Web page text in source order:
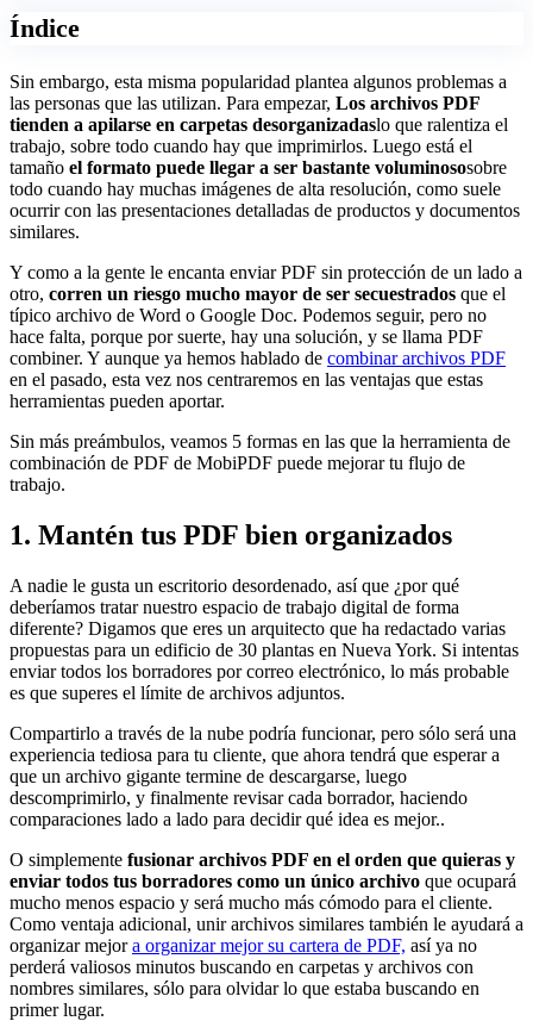
Índice
Sin embargo, esta misma popularidad plantea algunos problemas a
las personas que las utilizan. Para empezar, Los archivos PDF
tienden a apilarse en carpetas desorganizadaslo que ralentiza el
trabajo, sobre todo cuando hay que imprimirlos. Luego está el
tamaño el formato puede llegar a ser bastante voluminososobre
todo cuando hay muchas imágenes de alta resolución, como suele
ocurrir con las presentaciones detalladas de productos y documentos
similares.
Y como a la gente le encanta enviar PDF sin protección de un lado a
otro, corren un riesgo mucho mayor de ser secuestrados que el
típico archivo de Word o Google Doc. Podemos seguir, pero no
hace falta, porque por suerte, hay una solución, y se llama PDF
combiner. Y aunque ya hemos hablado de combinar archivos PDF
en el pasado, esta vez nos centraremos en las ventajas que estas
herramientas pueden aportar.
Sin más preámbulos, veamos 5 formas en las que la herramienta de
combinación de PDF de MobiPDF puede mejorar tu flujo de
trabajo.
1. Mantén tus PDF bien organizados
A nadie le gusta un escritorio desordenado, así que ¿por qué
deberíamos tratar nuestro espacio de trabajo digital de forma
diferente? Digamos que eres un arquitecto que ha redactado varias
propuestas para un edificio de 30 plantas en Nueva York. Si intentas
enviar todos los borradores por correo electrónico, lo más probable
es que superes el límite de archivos adjuntos.
Compartirlo a través de la nube podría funcionar, pero sólo será una
experiencia tediosa para tu cliente, que ahora tendrá que esperar a
que un archivo gigante termine de descargarse, luego
descomprimirlo, y finalmente revisar cada borrador, haciendo
comparaciones lado a lado para decidir qué idea es mejor..
O simplemente fusionar archivos PDF en el orden que quieras y
enviar todos tus borradores como un único archivo que ocupará
mucho menos espacio y será mucho más cómodo para el cliente.
Como ventaja adicional, unir archivos similares también le ayudará a
organizar mejora organizar mejor su cartera de PDF, así ya no
perderá valiosos minutos buscando en carpetas y archivos con
nombres similares, sólo para olvidar lo que estaba buscando en
primer lugar.